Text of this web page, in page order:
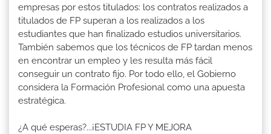
empresas por estos titulados: los contratos realizados a
titulados de FP superan a los realizados a los
estudiantes que han finalizado estudios universitarios.
También sabemos que los técnicos de FP tardan menos
en encontrar un empleo y les resulta más fácil
conseguir un contrato fijo. Por todo ello, el Gobierno
considera la Formación Profesional como una apuesta
estratégica.
¿A qué esperas?...¡ESTUDIA FP Y MEJORA